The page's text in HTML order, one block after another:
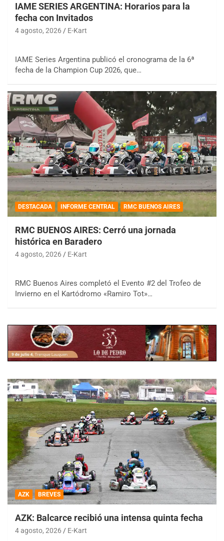
IAME SERIES ARGENTINA: Horarios para la
fecha con Invitados
4 agosto, 2026 E-Kart
IAME Series Argentina publicó el cronograma de la 6ª
fecha de la Champion Cup 2026, que…
DESTACADA INFORME CENTRAL RMC BUENOS AIRES
RMC BUENOS AIRES: Cerró una jornada
histórica en Baradero
4 agosto, 2026 E-Kart
RMC Buenos Aires completó el Evento #2 del Trofeo de
Invierno en el Kartódromo «Ramiro Tot»…
AZK BREVES
AZK: Balcarce recibió una intensa quinta fecha
4 agosto, 2026 E-Kart